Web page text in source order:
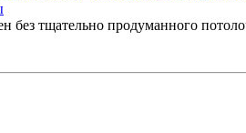
без тщательно продуманного